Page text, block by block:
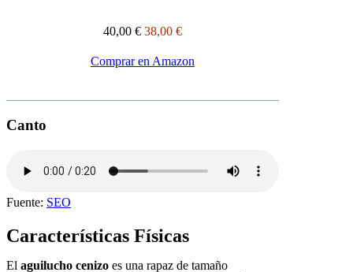
40,00 € 38,00 €
Comprar en Amazon
Canto
Fuente: SEO
Características Físicas
El aguilucho cenizo es una rapaz de tamaño